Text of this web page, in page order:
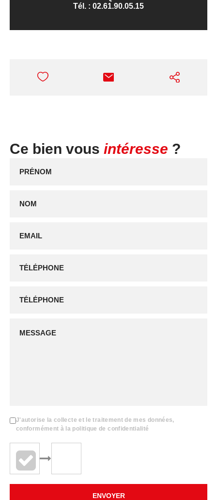
Tél. : 02.61.90.05.15
Ce bien vous intéresse ?
J'autorise la collecte et le traitement de mes données,
conformément à la politique de confidentialité
ENVOYER